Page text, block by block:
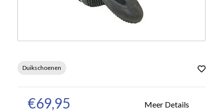
Duikschoenen
€69,95 Meer Details